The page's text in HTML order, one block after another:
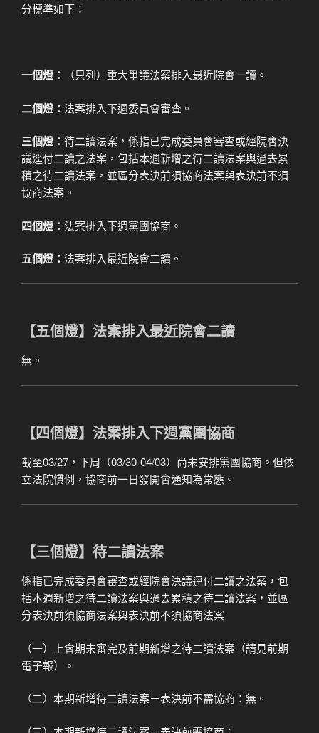
分標準如下：
一個燈： （只列）重大爭議法案排入最近院會一讀。
二個燈： 法案排入下週委員會審查。
三個燈： 待二讀法案，係指已完成委員會審查或經院會決
議逕付二讀之法案，包括本週新增之待二讀法案與過去累
積之待二讀法案，並區分表決前須協商法案與表決前不須
協商法案。
四個燈： 法案排入下週黨團協商。
五個燈： 法案排入最近院會二讀。
【五個燈】法案排入最近院會二讀
無。
【四個燈】法案排入下週黨團協商
截至03/27，下周（03/30-04/03）尚未安排黨團協商。但依
立法院慣例，協商前一日發開會通知為常態。
【三個燈】待二讀法案
係指已完成委員會審查或經院會決議逕付二讀之法案，包
括本週新增之待二讀法案與過去累積之待二讀法案，並區
分表決前須協商法案與表決前不須協商法案
（一）上會期未審完及前期新增之待二讀法案（請見前期
電子報）。
（二）本期新增待二讀法案－表決前不需協商：無。